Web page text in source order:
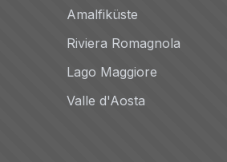
Amalfiküste
Riviera Romagnola
Lago Maggiore
Valle d'Aosta